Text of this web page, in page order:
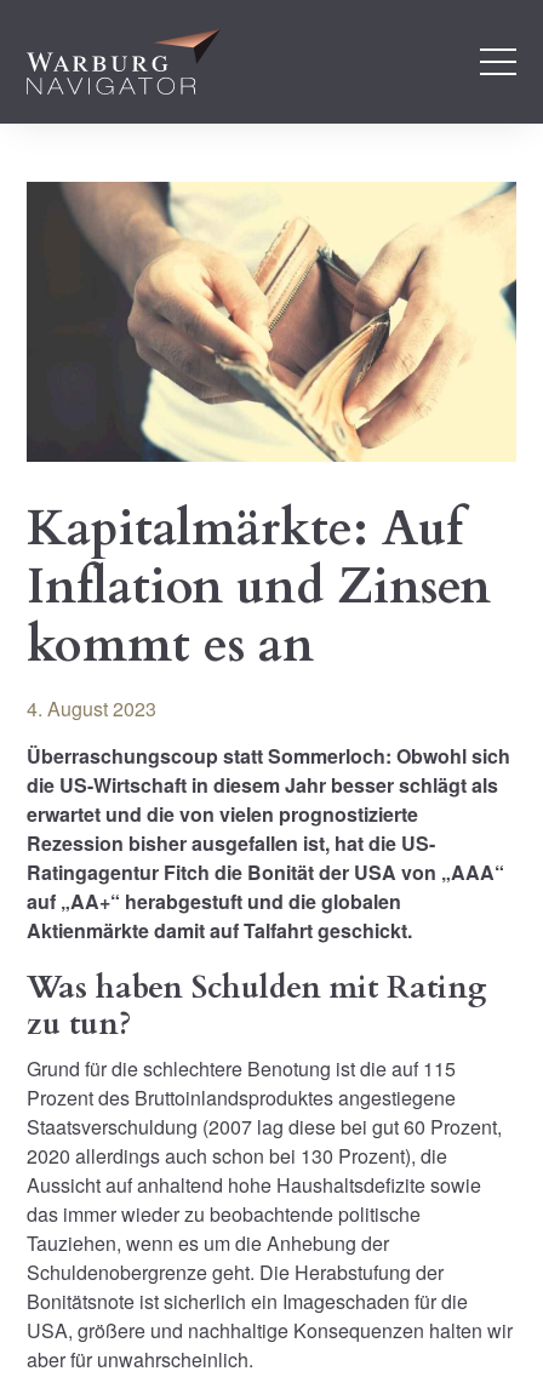
Kapitalmärkte: Auf
Inflation und Zinsen
kommt es an
4. August 2023
Überraschungscoup statt Sommerloch: Obwohl sich
die US-Wirtschaft in diesem Jahr besser schlägt als
erwartet und die von vielen prognostizierte
Rezession bisher ausgefallen ist, hat die US-
Ratingagentur Fitch die Bonität der USA von „AAA“
auf „AA+“ herabgestuft und die globalen
Aktienmärkte damit auf Talfahrt geschickt.
Was haben Schulden mit Rating
zu tun?
Grund für die schlechtere Benotung ist die auf 115
Prozent des Bruttoinlandsproduktes angestiegene
Staatsverschuldung (2007 lag diese bei gut 60 Prozent,
2020 allerdings auch schon bei 130 Prozent), die
Aussicht auf anhaltend hohe Haushaltsdefizite sowie
das immer wieder zu beobachtende politische
Tauziehen, wenn es um die Anhebung der
Schuldenobergrenze geht. Die Herabstufung der
Bonitätsnote ist sicherlich ein Imageschaden für die
USA, größere und nachhaltige Konsequenzen halten wir
aber für unwahrscheinlich.